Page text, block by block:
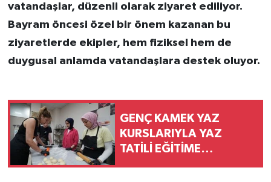
vatandaşlar, düzenli olarak ziyaret ediliyor.
Bayram öncesi özel bir önem kazanan bu
ziyaretlerde ekipler, hem fiziksel hem de
duygusal anlamda vatandaşlara destek oluyor.
GENÇ KAMEK YAZ
KURSLARIYLA YAZ
TATİLİ EĞİTİME